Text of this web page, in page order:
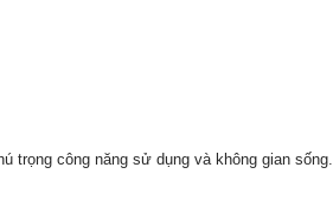
trọng công năng sử dụng và không gian sống.